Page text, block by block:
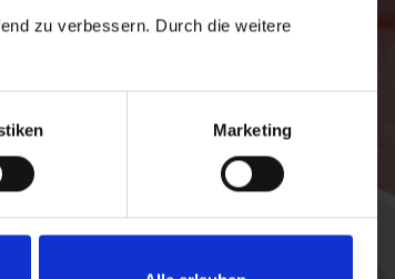
zu verbessern. Durch die weitere
Marketing